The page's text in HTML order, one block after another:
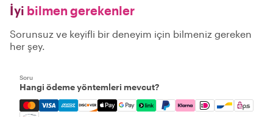
İyi bilmen gerekenler
Sorunsuz ve keyifli bir deneyim için bilmeniz gereken
her şey.
Soru
Hangi ödeme yöntemleri mevcut?
Mastercard, Visa, Amex, Discover, Apple Pay, Google